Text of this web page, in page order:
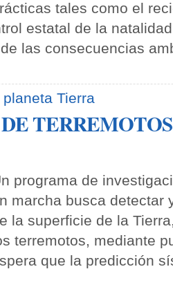
tales como el
estatal de la
las consecuencias
planeta Tierra
programa de
marcha busca detectar
la superficie de la
terremotos, mediante
que la predicción